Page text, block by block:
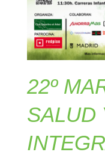
22º
SALUD